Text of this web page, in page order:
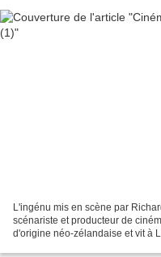
L'ingénu mis en scène par
scénariste et producteur de
d'origine néo-zélandaise et vit à